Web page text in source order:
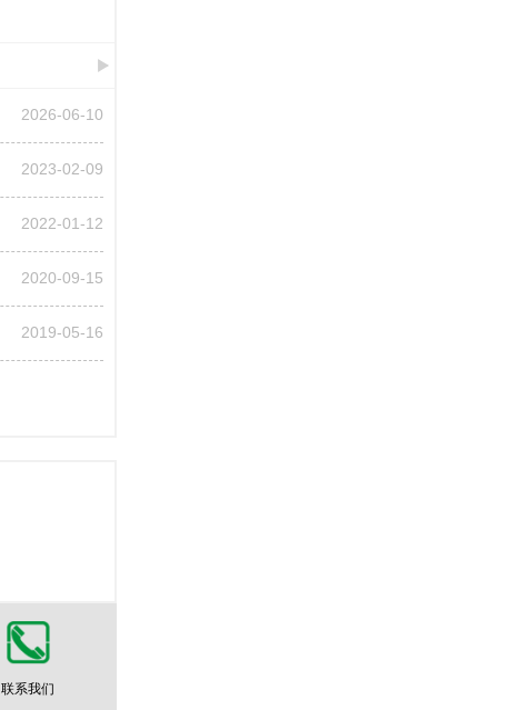
2026-06-10
2023-02-09
2022-01-12
2020-09-15
2019-05-16
联系我们